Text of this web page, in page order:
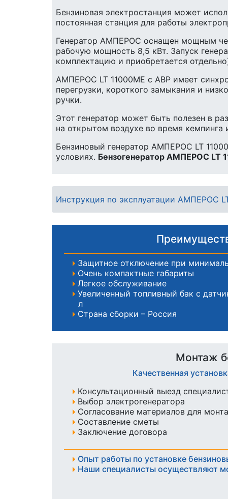
Бензиновая электростанция может
постоянная станция для работы
Генератор АМПЕРОС оснащен мощным
рабочую мощность 8,5 кВт. Запуск
комплектацию и приобретается
АМПЕРОС LT 11000ME с АВР имеет
перегрузки, короткого замыкания и
ручки.
Этот генератор может быть полезен в
на открытом воздухе во время кемпинга
Бензиновый генератор АМПЕРОС LT
условиях. Бензогенератор АМПЕРОС LT
Инструкция по эксплуатации АМПЕРОС
Защитное отключение при
Очень компактные габариты
Легкое обслуживание
Увеличенный топливный бак с
л
Страна сборки – Россия
Монтаж
Качественная
Консультационный выезд
Выбор электрогенератора
Согласование материалов для
Составление сметы
Заключение договора
Опыт работы по установке
Наши специалисты осуществляют